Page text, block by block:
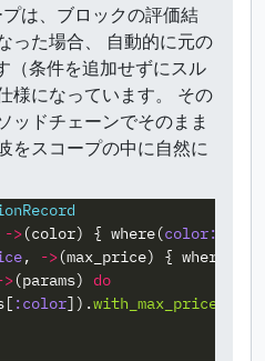
は、ブロックの評価結
った場合、 自動的に元の
（条件を追加せずにスル
様になっています。 その
ッドチェーンでそのまま
をスコープの中に自然に
->(color) { where(color:
, ->(max_price) { where
>(params) do
[ :color]).with_max_price